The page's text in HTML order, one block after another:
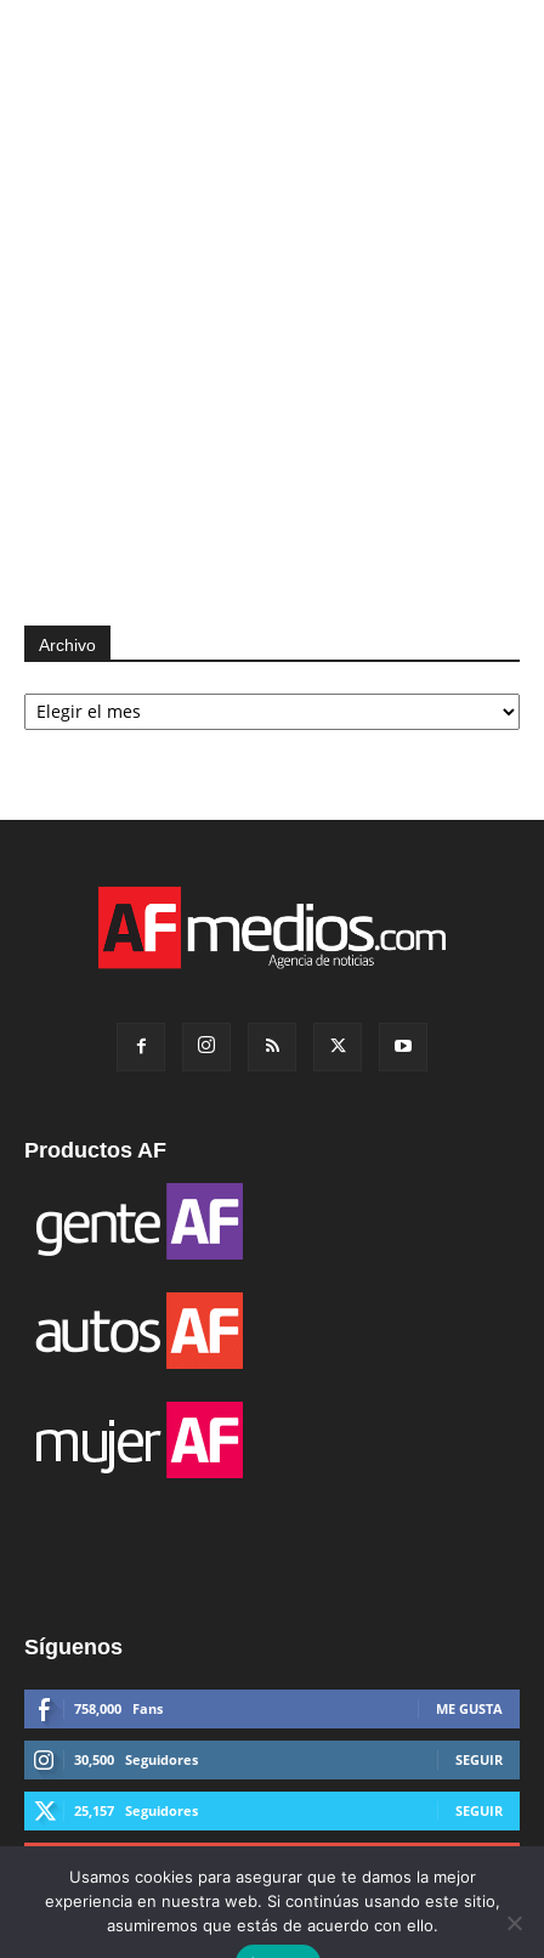
Archivo
Archivo
Productos AF
Síguenos
758,000 Fans ME GUSTA
30,500 Seguidores SEGUIR
25,157 Seguidores SEGUIR
Usamos cookies para asegurar que te damos la mejor
experiencia en nuestra web. Si continúas usando este sitio,
asumiremos que estás de acuerdo con ello.